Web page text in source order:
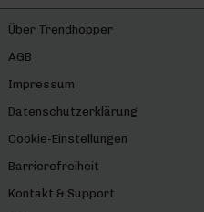
Über Trendhopper
AGB
Impressum
Datenschutzerklärung
Cookie-Einstellungen
Barrierefreiheit
Kontakt & Support